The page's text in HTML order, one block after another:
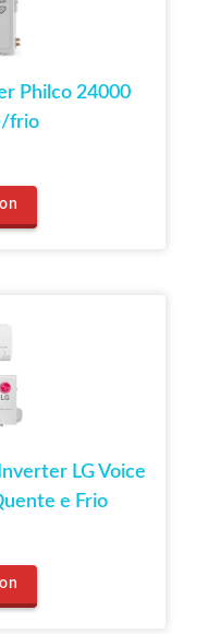
Philco 24000
frio
LG Voice
e Frio